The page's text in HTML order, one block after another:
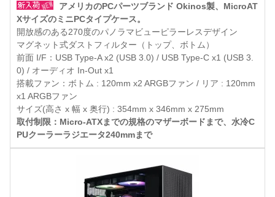
アメリカのPCパーツブランド Okinos製、MicroAT
XサイズのミニPCタイプケース。
開放感のある270度のパノラマビューピラーレスデザイン
マグネット式ダストフィルター（トップ、ボトム）
前面 I/F：USB Type-A x2 (USB 3.0) / USB Type-C x1 (USB 3.
0) / オーディオ In-Out x1
搭載ファン：ボトム : 120mm x2 ARGBファン / リア : 120mm
x1 ARGBファン
サイズ(高さ x 幅 x 奥行) : 354mm x 346mm x 275mm
取付制限：Micro-ATXまでの規格のマザーボードまで、水冷C
PUクーラーラジエータ240mmまで